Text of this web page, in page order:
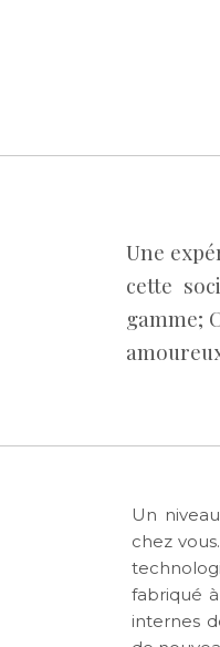
Une
cette
gamme;
Un
chez
fabriqué
internes